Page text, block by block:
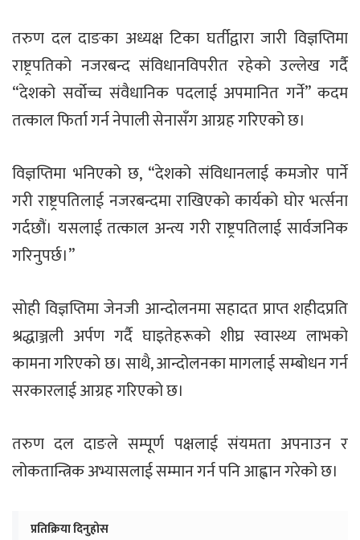
तरुण दल दाङका अध्यक्ष टिका घर्तीद्वारा जारी विज्ञप्तिमा
राष्ट्रपतिको नजरबन्द संविधानविपरीत रहेको उल्लेख गर्दै
“देशको सर्वोच्च संवैधानिक पदलाई अपमानित गर्ने” कदम
तत्काल फिर्ता गर्न नेपाली सेनासँग आग्रह गरिएको छ।
विज्ञप्तिमा भनिएको छ, “देशको संविधानलाई कमजोर पार्ने
गरी राष्ट्रपतिलाई नजरबन्दमा राखिएको कार्यको घोर भर्त्सना
गर्दछौं। यसलाई तत्काल अन्त्य गरी राष्ट्रपतिलाई सार्वजनिक
गरिनुपर्छ।”
सोही विज्ञप्तिमा जेनजी आन्दोलनमा सहादत प्राप्त शहीदप्रति
श्रद्धाञ्जली अर्पण गर्दै घाइतेहरूको शीघ्र स्वास्थ्य लाभको
कामना गरिएको छ। साथै, आन्दोलनका मागलाई सम्बोधन गर्न
सरकारलाई आग्रह गरिएको छ।
तरुण दल दाङले सम्पूर्ण पक्षलाई संयमता अपनाउन र
लोकतान्त्रिक अभ्यासलाई सम्मान गर्न पनि आह्वान गरेको छ।
प्रतिक्रिया दिनुहोस